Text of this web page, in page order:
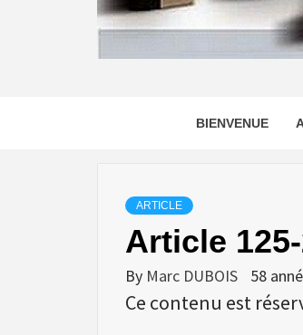
BIENVENUE
ARTICLE
Article
By Marc DUBOIS 58
Ce contenu est